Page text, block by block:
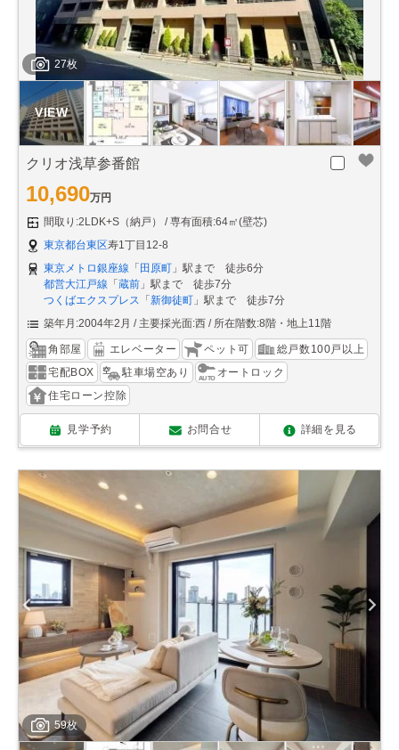
27枚
クリオ浅草参番館
10,690万円
間取り:2LDK+S（納戸）
専有面積:64㎡(壁芯)
東京都台東区寿1丁目12-8
東京メトロ銀座線 「田原町 」駅まで 徒歩6分
都営大江戸線 「蔵前 」駅まで 徒歩7分
つくばエクスプレス
「新御徒町 」駅まで 徒歩7分
築年月:2004年2月
主要採光面:西 所在階数:8階・地上11階
角部屋 エレベーター ペット可
総戸数100戸以上
宅配BOX
駐車場空あり
オートロック
住宅ローン控除
見学予約 お問合せ 詳細を見る
59枚